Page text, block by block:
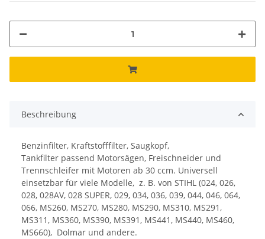
Beschreibung
Benzinfilter, Kraftstofffilter, Saugkopf,
Tankfilter passend Motorsägen, Freischneider und
Trennschleifer mit Motoren ab 30 ccm. Universell
einsetzbar für viele Modelle, z. B. von STIHL (024, 026,
028, 028AV, 028 SUPER, 029, 034, 036, 039, 044, 046, 064,
066, MS260, MS270, MS280, MS290, MS310, MS291,
MS311, MS360, MS390, MS391, MS441, MS440, MS460,
MS660), Dolmar und andere.